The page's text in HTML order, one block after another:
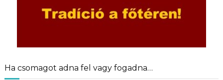
Ha csomagot adna fel vagy fogadna…